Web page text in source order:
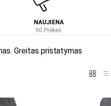
NAUJIENA
90 Prekes
Greitas pristatymas